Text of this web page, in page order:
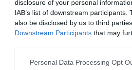
disclosure of your personal
IAB’s list of downstream participants.
also be disclosed by us to third
Downstream Participants that may
Personal Data Processing Opt
Afegir VIA Empresa
com
Google de forma gratuïta
Estigues informat amb les